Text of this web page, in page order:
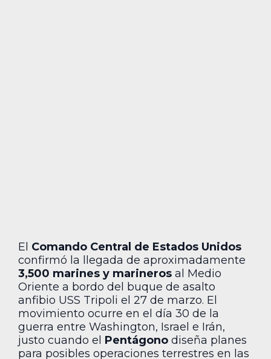
El Comando Central de Estados Unidos
confirmó la llegada de aproximadamente
3,500 marines y marineros al Medio
Oriente a bordo del buque de asalto
anfibio USS Tripoli el 27 de marzo. El
movimiento ocurre en el día 30 de la
guerra entre Washington, Israel e Irán,
justo cuando el Pentágono diseña planes
para posibles operaciones terrestres en las